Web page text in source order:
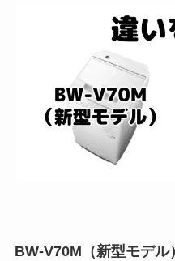
BW-V70M（新型モデル）